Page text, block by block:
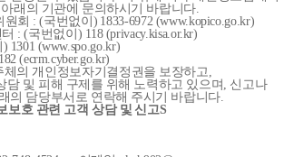
래의 기관에 문의하시기 바랍니다.
회 : (국번없이) 1833-6972 (www.kopico.go.kr)
: (국번없이) 118 (privacy.kisa.or.kr)
1301 (www.spo.go.kr)
(ecrm.cyber.go.kr)
의 개인정보자기결정권을 보장하고,
담 및 피해 구제를 위해 노력하고 있으며, 신고나
의 담당부서로 연락해 주시기 바랍니다.
보호 관련 고객 상담 및 신고S